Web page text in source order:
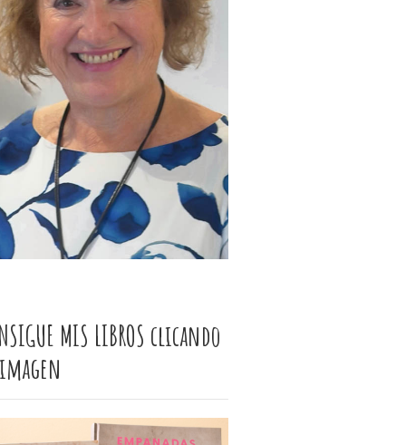
MIS LIBROS clicando